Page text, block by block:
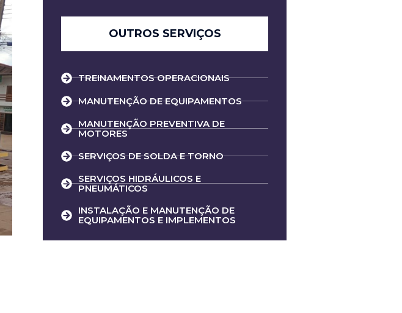
OUTROS SERVIÇOS
TREINAMENTOS OPERACIONAIS
MANUTENÇÃO DE EQUIPAMENTOS
MANUTENÇÃO PREVENTIVA DE
MOTORES
SERVIÇOS DE SOLDA E TORNO
SERVIÇOS HIDRÁULICOS E
PNEUMÁTICOS
INSTALAÇÃO E MANUTENÇÃO DE
EQUIPAMENTOS E IMPLEMENTOS